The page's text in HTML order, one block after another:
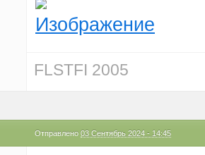
FLSTFI 2005
Отправлено 03 Сентябрь 2024 - 14:45